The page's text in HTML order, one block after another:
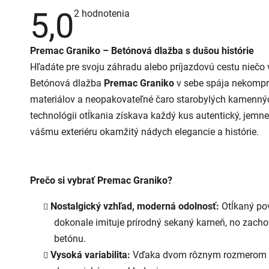
5,0Priemerné
5,0
5
hviezdičiek.
2 hodnotenia
Premac Graniko – Betónová dlažba s dušou histórie
Hľadáte pre svoju záhradu alebo príjazdovú cestu
Betónová dlažba Premac Graniko v sebe spája
materiálov a neopakovateľné čaro starobylých
technológii otĺkania získava každý kus autentický,
vášmu exteriéru okamžitý nádych elegancie a histórie.
Prečo si vybrať Premac Graniko?
Nostalgický vzhľad, moderná odolnosť: Otĺkaný
dokonale imituje prírodný sekaný kameň, no
betónu.
Vysoká variabilita: Vďaka dvom rôznym